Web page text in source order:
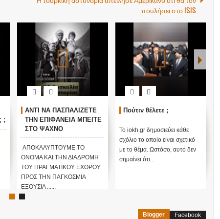
πουλήσει στο ISIS
;
ΑΝΤΙ ΝΑ ΠΑΣΠΑΛΙΖΕΤΕ
ΤΗΝ ΕΠΙΦΑΝΕΙΑ ΜΠΕΙΤΕ
ΣΤΟ ΨΑΧΝΟ
ΕΠΙΤΕΛΟΥΣ... ΑΛΗΘΕΙΑ
ΠΟΙΟ ΠΡΑΓΜΑΤΙΚΑ ΕΙΝΑΙ
ΤΟ ΟΝΟΜΑ ΤΟΥ
ΕΧΘΡΟΥ; ΠΩΣ ΤΑ ΕΚΑΝΕ
ΟΛΑ... ΑΛΛΙΩΣ... ΚΙ ΟΛΑ
ΚΑΤΑ ΤΗΣ
ΑΠΟΚΑΛΥΠΤΟΥΜΕ ΤΟ
ΟΝΟΜΑ ΚΑΙ ΤΗΝ ΔΙΑΔΡΟΜΗ
ΤΟΥ ΠΡΑΓΜΑΤΙΚΟΥ ΕΧΘΡΟΥ
ΠΡΟΣ ΤΗΝ ΠΑΓΚΟΣΜΙΑ
ΕΞΟΥΣΙΑ ......
Πούτιν θέλετε ;
Το iokh.gr δημοσιεύει κάθε
σχόλιο το οποίο είναι σχετικό
με το θέμα. Ωστόσο, αυτό δεν
σημαίνει ότι...
Blogger Facebook